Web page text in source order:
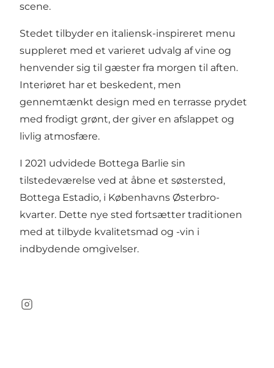
scene.
Stedet tilbyder en italiensk-inspireret menu
suppleret med et varieret udvalg af vine og
henvender sig til gæster fra morgen til aften.
Interiøret har et beskedent, men
gennemtænkt design med en terrasse prydet
med frodigt grønt, der giver en afslappet og
livlig atmosfære.
I 2021 udvidede Bottega Barlie sin
tilstedeværelse ved at åbne et søstersted,
Bottega Estadio, i Københavns Østerbro-
kvarter. Dette nye sted fortsætter traditionen
med at tilbyde kvalitetsmad og -vin i
indbydende omgivelser.
Instagram